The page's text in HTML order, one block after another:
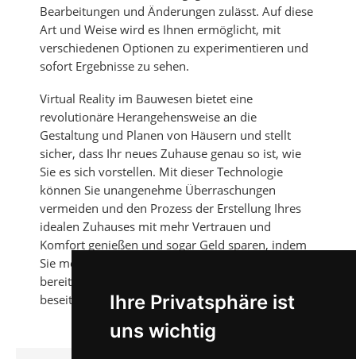
Ihre Privatsphäre ist
uns wichtig
Bearbeitungen und Änderungen zulässt. Auf diese
Art und Weise wird es Ihnen ermöglicht, mit
verschiedenen Optionen zu experimentieren und
sofort Ergebnisse zu sehen.
Virtual Reality im Bauwesen bietet eine
revolutionäre Herangehensweise an die
Gestaltung und Planen von Häusern und stellt
sicher, dass Ihr neues Zuhause genau so ist, wie
Sie es sich vorstellen. Mit dieser Technologie
können Sie unangenehme Überraschungen
vermeiden und den Prozess der Erstellung Ihres
idealen Zuhauses mit mehr Vertrauen und
Komfort genießen und sogar Geld sparen, indem
Sie mögliche Probleme und Ungenauigkeiten
bereits bei der Vorbereitung des Projekts
beseitigen!